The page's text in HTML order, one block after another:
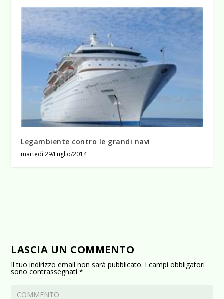
Legambiente contro le grandi navi
martedì 29/Luglio/2014
LASCIA UN COMMENTO
Il tuo indirizzo email non sarà pubblicato. I campi obbligatori
sono contrassegnati*